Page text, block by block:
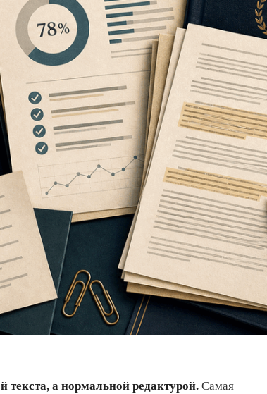
а нормальной редактурой.Самая